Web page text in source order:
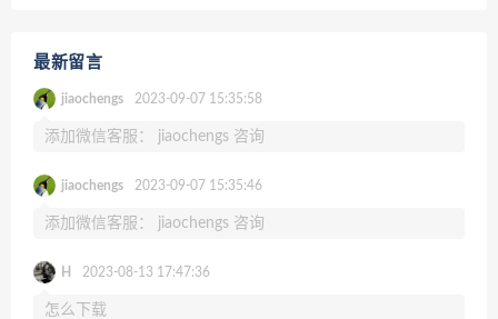
最新留言
jiaochengs 2023-09-07 15:35:58
添加微信客服： jiaochengs 咨询
jiaochengs 2023-09-07 15:35:46
添加微信客服： jiaochengs 咨询
H 2023-08-13 17:47:36
怎么下载